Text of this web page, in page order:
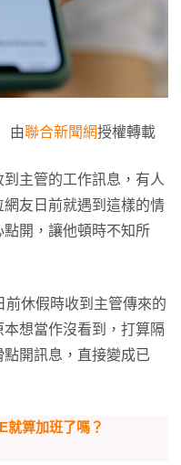
由聯合新聞網授權轉載
主管的工作訊息，有人
友日前就遇到這樣的情
開，讓他頓時不知所
前休假時收到主管傳來的
想當作沒看到，打算隔
開訊息，直接變成已
就算加班了嗎？